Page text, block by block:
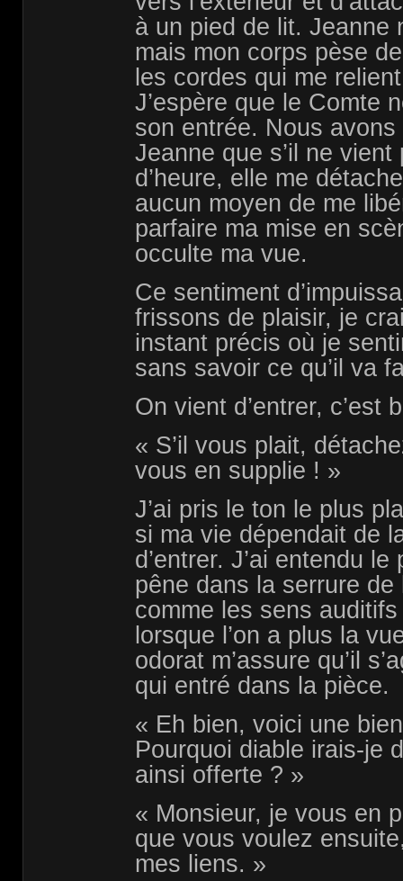
à un pied de lit. Jeanne
mais mon corps pèse
les cordes qui me
J’espère que le Comte
son entrée. Nous
Jeanne que s’il ne
d’heure, elle me
aucun moyen de me
parfaire ma mise en
occulte ma vue.
Ce sentiment
frissons de plaisir, je
instant précis où je
sans savoir ce qu’il va
On vient d’entrer, c’est
« S’il vous plait,
vous en supplie ! »
J’ai pris le ton le plus
si ma vie dépendait de
d’entrer. J’ai entendu
pêne dans la serrure de
comme les sens
lorsque l’on a plus la
odorat m’assure qu’il
qui entré dans la pièce.
« Eh bien, voici une
Pourquoi diable irais-je
ainsi offerte ? »
« Monsieur, je vous en
que vous voulez
mes liens. »